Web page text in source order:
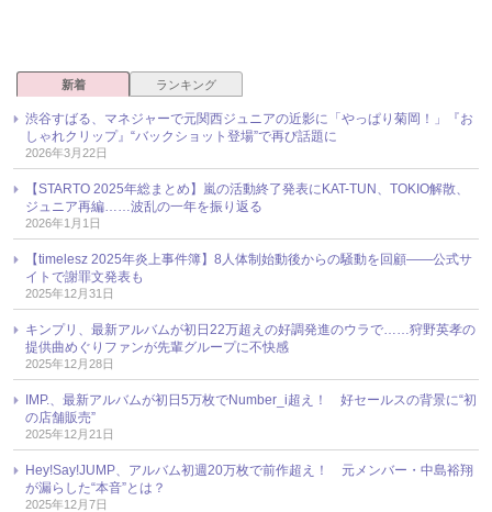
新着 ランキング
渋谷すばる、マネジャーで元関西ジュニアの近影に「やっぱり菊岡！」『お
しゃれクリップ』“バックショット登場”で再び話題に
2026年3月22日
【STARTO 2025年総まとめ】嵐の活動終了発表にKAT-TUN、TOKIO解散、
ジュニア再編……波乱の一年を振り返る
2026年1月1日
【timelesz 2025年炎上事件簿】8人体制始動後からの騒動を回顧――公式サ
イトで謝罪文発表も
2025年12月31日
キンプリ、最新アルバムが初日22万超えの好調発進のウラで……狩野英孝の
提供曲めぐりファンが先輩グループに不快感
2025年12月28日
IMP.、最新アルバムが初日5万枚でNumber_i超え！ 好セールスの背景に“初
の店舗販売”
2025年12月21日
Hey!Say!JUMP、アルバム初週20万枚で前作超え！ 元メンバー・中島裕翔
が漏らした“本音”とは？
2025年12月7日